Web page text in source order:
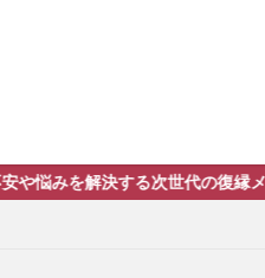
の復縁メディア。結果へ導く